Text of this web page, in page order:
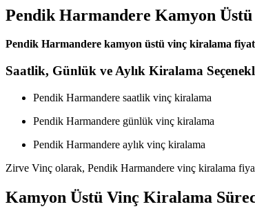
Pendik Harmandere Kamyon
Pendik Harmandere kamyon üstü vinç kiralama
Saatlik, Günlük ve Aylık Kiralama
Pendik Harmandere saatlik vinç kiralama
Pendik Harmandere günlük vinç kiralama
Pendik Harmandere aylık vinç kiralama
Zirve Vinç olarak, Pendik Harmandere vinç kiralama
Kamyon Üstü Vinç Kiralama